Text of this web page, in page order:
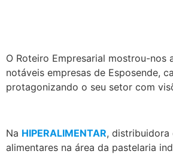
O Roteiro Empresarial mostrou-nos
notáveis empresas de Esposende,
protagonizando o seu setor com
Na HIPERALIMENTAR,
alimentares na área da pastelaria